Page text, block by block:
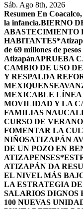
Sáb. Ago 8th, 2026
Resumen En
la infancia.BIERNO
ABASTECIMIENTO
HABITANTES*
de 69 millones de
AtizapánAPRUEBA
CAMBIO DE USO
Y RESPALDA
MEXIQUENSE
MEXICABLE LÍNEA
MOVILIDAD Y LA
FAMILIAS
CURSO DE
FOMENTAR LA
NIÑOSATIZAPÁN
DE UN POZO EN
ATIZAPENSES
ATIZAPÁN DA
EL NIVEL MÁS
LA ESTRATEGIA
SALARIOS DIGNOS
100 NUEVAS